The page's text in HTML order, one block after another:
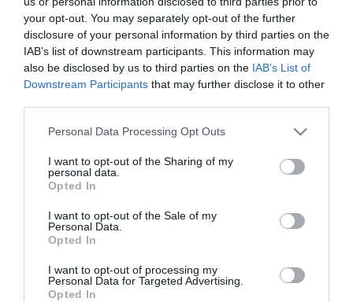
your opt-out. You may separately opt-out of the further
disclosure of your personal information by third parties on the
IAB’s list of downstream participants. This information may
also be disclosed by us to third parties on the IAB’s List of
Downstream Participants that may further disclose it to other
Please note that this website/app uses one or more Google
not limited to your visit or usage behaviour. You may click to
grant or deny consent to Google and its third-party tags to
use your data for below specified purposes in below Google
consent section.
Personal Data Processing Opt Outs
I want to opt-out of the Sharing of my
personal data.
Opted In
I want to opt-out of the Sale of my
Personal Data.
Opted In
I want to opt-out of processing my
Personal Data for Targeted Advertising.
Opted In
lesznek. A bizottság a módosító indítványt elutasította, miután
csupán a négy MSZP-s képviselő, egy független és a jobbikos
bizottsági tag szavazott igennel.
Kapcsolódó írások:
Trafik - Tóth Csaba személyesen kéri ki a pályázati adatokat
Együtt-PM: a trafikbotránnyal betelt a pohár
Megpróbálják nyilvántartani a baloldaliakat az MSZP szerint
Szakmai segítséget ajánlanak a dohány-kiskereskedők
Figyelem! A cikkhez hozzáfűzött hozzászólások nem a